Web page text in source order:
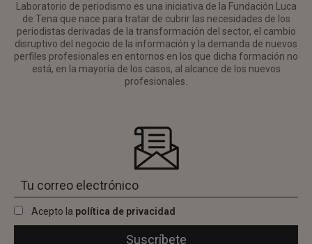
Laboratorio de periodismo es una iniciativa de la Fundación Luca
de Tena que nace para tratar de cubrir las necesidades de los
periodistas derivadas de la transformación del sector, el cambio
disruptivo del negocio de la información y la demanda de nuevos
perfiles profesionales en entornos en los que dicha formación no
está, en la mayoría de los casos, al alcance de los nuevos
profesionales.
Acepto la política de privacidad